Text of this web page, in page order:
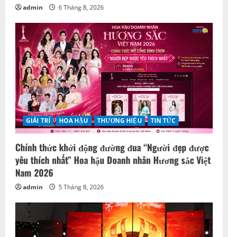
admin 6 Tháng 8, 2026
GIẢI TRÍ HOA HẬU THƯƠNG HIỆU TIN TỨC
Chính thức khởi động đường đua “Người đẹp được
yêu thích nhất” Hoa hậu Doanh nhân Hương sắc Việt
Nam 2026
admin 5 Tháng 8, 2026